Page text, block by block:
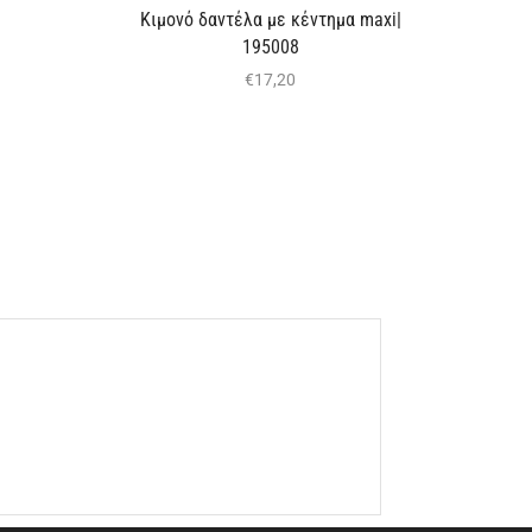
Κιμονό δαντέλα με κέντημα maxi|
195008
€17,20